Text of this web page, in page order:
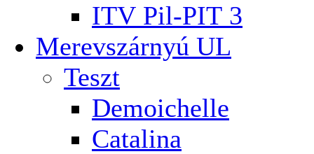
ITV Pil-PIT 3
Merevszárnyú UL
Teszt
Demoichelle
Catalina